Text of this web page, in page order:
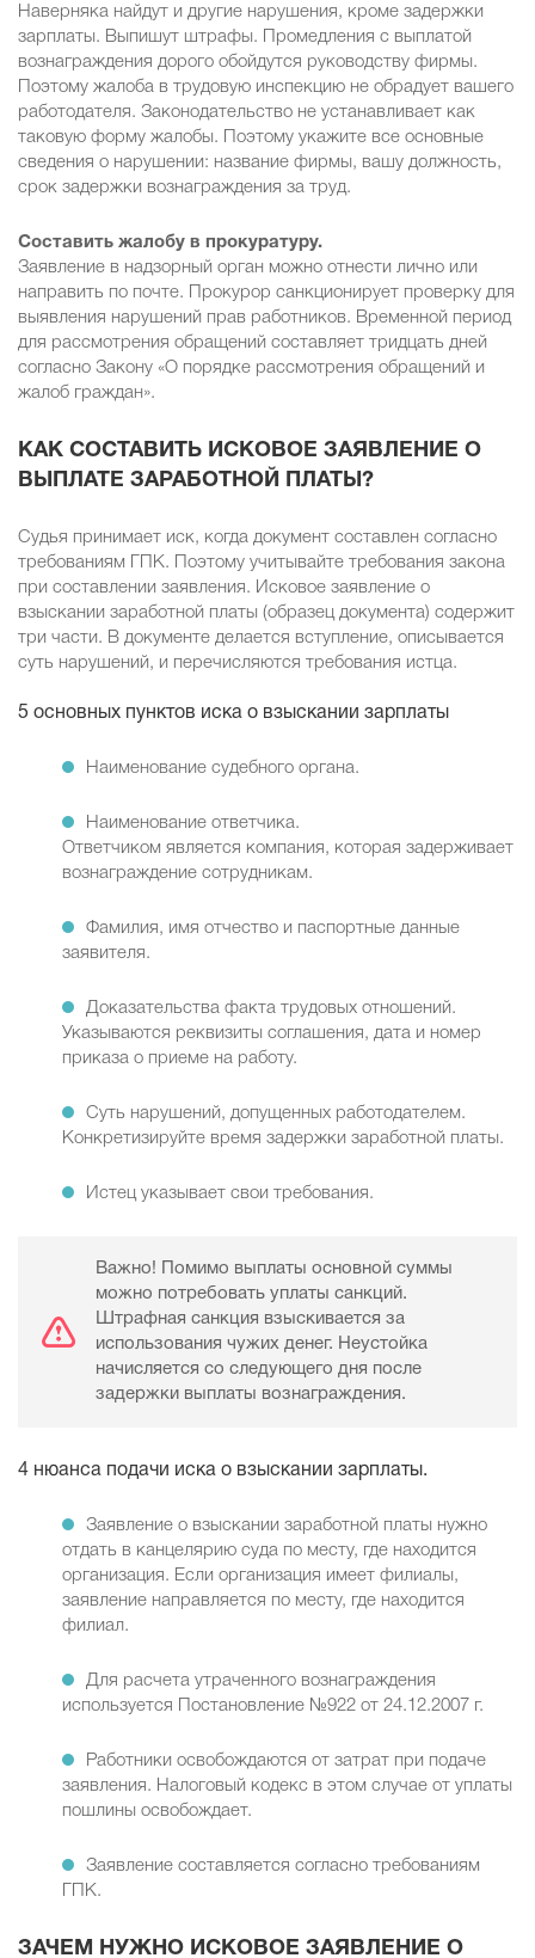
Наверняка найдут и другие нарушения, кроме задержки
зарплаты. Выпишут штрафы. Промедления с выплатой
вознаграждения дорого обойдутся руководству фирмы.
Поэтому жалоба в трудовую инспекцию не обрадует вашего
работодателя. Законодательство не устанавливает как
таковую форму жалобы. Поэтому укажите все основные
сведения о нарушении: название фирмы, вашу должность,
срок задержки вознаграждения за труд.
Составить жалобу в прокуратуру.
Заявление в надзорный орган можно отнести лично или
направить по почте. Прокурор санкционирует проверку для
выявления нарушений прав работников. Временной период
для рассмотрения обращений составляет тридцать дней
согласно Закону «О порядке рассмотрения обращений и
жалоб граждан».
КАК СОСТАВИТЬ ИСКОВОЕ ЗАЯВЛЕНИЕ О
ВЫПЛАТЕ ЗАРАБОТНОЙ ПЛАТЫ?
Судья принимает иск, когда документ составлен согласно
требованиям ГПК. Поэтому учитывайте требования закона
при составлении заявления. Исковое заявление о
взыскании заработной платы (образец документа) содержит
три части. В документе делается вступление, описывается
суть нарушений, и перечисляются требования истца.
5 основных пунктов иска о взыскании зарплаты
Наименование судебного органа.
Наименование ответчика.
Ответчиком является компания, которая задерживает
вознаграждение сотрудникам.
Фамилия, имя отчество и паспортные данные
заявителя.
Доказательства факта трудовых отношений.
Указываются реквизиты соглашения, дата и номер
приказа о приеме на работу.
Суть нарушений, допущенных работодателем.
Конкретизируйте время задержки заработной платы.
Истец указывает свои требования.
Важно! Помимо выплаты основной суммы
можно потребовать уплаты санкций.
Штрафная санкция взыскивается за
использования чужих денег. Неустойка
начисляется со следующего дня после
задержки выплаты вознаграждения.
4 нюанса подачи иска о взыскании зарплаты.
Заявление о взыскании заработной платы нужно
отдать в канцелярию суда по месту, где находится
организация. Если организация имеет филиалы,
заявление направляется по месту, где находится
филиал.
Для расчета утраченного вознаграждения
используется Постановление №922 от 24.12.2007 г.
Работники освобождаются от затрат при подаче
заявления. Налоговый кодекс в этом случае от уплаты
пошлины освобождает.
Заявление составляется согласно требованиям
ГПК.
ЗАЧЕМ НУЖНО ИСКОВОЕ ЗАЯВЛЕНИЕ О